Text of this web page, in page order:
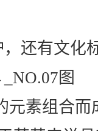
元素组合